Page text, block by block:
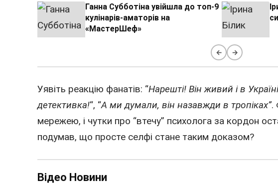
Ганна Субботіна увійшла до топ-9
кулінарів-аматорів на
«МастерШеф»
← →
Уявіть реакцію фанатів: “Нарешті! Він живий і в
детективка!“, “А ми думали, він назавжди в тропіках”.
мережею, і чутки про “втечу” психолога за кордон
подумав, що просте селфі стане таким доказом?
Відео Новини